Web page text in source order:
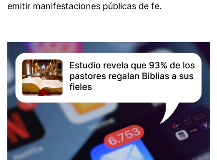
emitir manifestaciones públicas de fe.